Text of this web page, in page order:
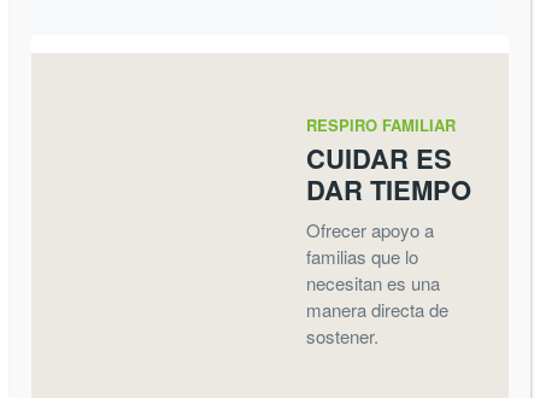
RESPIRO FAMILIAR
CUIDAR ES
DAR TIEMPO
Ofrecer apoyo a
familias que lo
necesitan es una
manera directa de
sostener.